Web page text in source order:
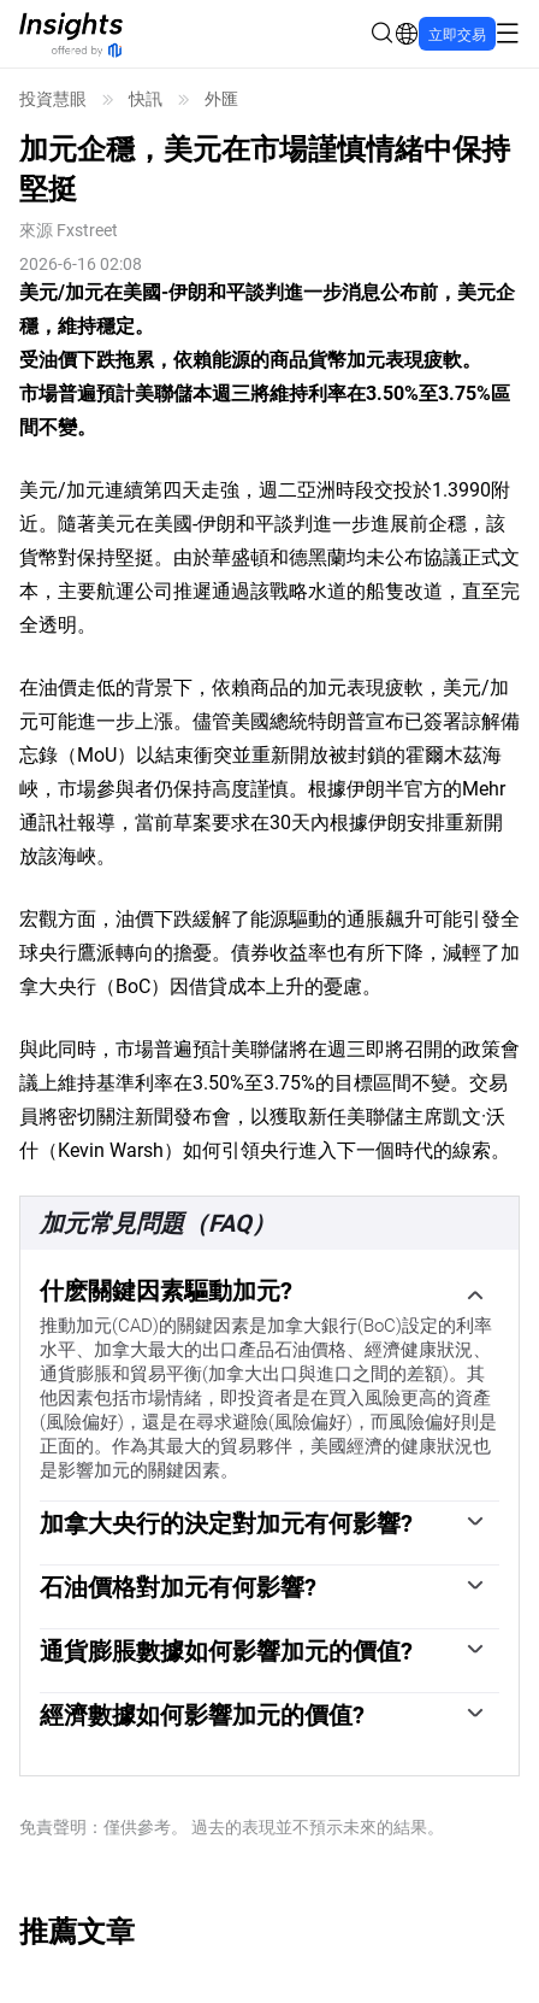
立即交易
投資慧眼 快訊 外匯
加元企穩，美元在市場謹慎情緒中保持
堅挺
來源 Fxstreet
2026-6-16 02:08
美元/加元在美國-伊朗和平談判進一步消息公布前，美元企
穩，維持穩定。
受油價下跌拖累，依賴能源的商品貨幣加元表現疲軟。
市場普遍預計美聯儲本週三將維持利率在3.50%至3.75%區
間不變。
美元/加元連續第四天走強，週二亞洲時段交投於1.3990附
近。隨著美元在美國-伊朗和平談判進一步進展前企穩，該
貨幣對保持堅挺。由於華盛頓和德黑蘭均未公布協議正式文
本，主要航運公司推遲通過該戰略水道的船隻改道，直至完
全透明。
在油價走低的背景下，依賴商品的加元表現疲軟，美元/加
元可能進一步上漲。儘管美國總統特朗普宣布已簽署諒解備
忘錄（MoU）以結束衝突並重新開放被封鎖的霍爾木茲海
峽，市場參與者仍保持高度謹慎。根據伊朗半官方的Mehr
通訊社報導，當前草案要求在30天內根據伊朗安排重新開
放該海峽。
宏觀方面，油價下跌緩解了能源驅動的通脹飆升可能引發全
球央行鷹派轉向的擔憂。債券收益率也有所下降，減輕了加
拿大央行（BoC）因借貸成本上升的憂慮。
與此同時，市場普遍預計美聯儲將在週三即將召開的政策會
議上維持基準利率在3.50%至3.75%的目標區間不變。交易
員將密切關注新聞發布會，以獲取新任美聯儲主席凱文·沃
什（Kevin Warsh）如何引領央行進入下一個時代的線索。
加元常見問題（FAQ）
什麽關鍵因素驅動加元?
推動加元(CAD)的關鍵因素是加拿大銀行(BoC)設定的利率
水平、加拿大最大的出口產品石油價格、經濟健康狀況、
通貨膨脹和貿易平衡(加拿大出口與進口之間的差額)。其
他因素包括市場情緒，即投資者是在買入風險更高的資產
(風險偏好)，還是在尋求避險(風險偏好)，而風險偏好則是
正面的。作為其最大的貿易夥伴，美國經濟的健康狀況也
是影響加元的關鍵因素。
加拿大央行的決定對加元有何影響?
加元具有重大影響。這影響到每個人的利率水平。加拿大
央行的主要目標是通過上調或下調利率，將通貨膨脹率維
還可以利用量化寬松和緊縮政策來影響信貸狀況，前者對
石油價格對加元有何影響?
最大的出口產品，因此石油價格往往對加元價值產生直接
影響。一般來說，如果油價上漲，加元也會上漲，因為對
高的油價也傾向於導致貿易順差的可能性更大，這也支持
通貨膨脹數據如何影響加元的價值?
種貨幣的負面因素，但在現代，隨著跨境資本管製的放
松，情況實際上正好相反。較高的通貨膨脹率往往會導致
尋求利潤豐厚的投資場所的全球投資者。這增加了對當地
經濟數據如何影響加元的價值?
元產生影響。GDP、製造業和服務業pmi、就業和消費者
有利。它不僅吸引了更多的外國投資，而且可能會鼓勵加
免責聲明：僅供參考。 過去的表現並不預示未來的結果。
推薦文章